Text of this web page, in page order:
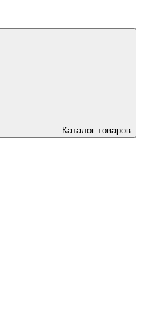
Каталог товаров